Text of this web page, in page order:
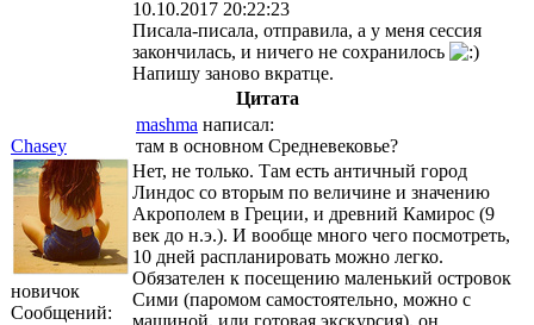
Chasey
новичок
Сообщений:
10.10.2017 20:22:23
Писала-писала, отправила, а у меня сессия
закончилась, и ничего не сохранилось
Напишу заново вкратце.
Цитата
mashma написал:
там в основном Средневековье?
Нет, не только. Там есть античный город
Линдос со вторым по величине и значению
Акрополем в Греции, и древний Камирос (9
век до н.э.). И вообще много чего посмотреть,
10 дней распланировать можно легко.
Обязателен к посещению маленький островок
Сими (паромом самостоятельно, можно с
машиной, или готовая экскурсия), он